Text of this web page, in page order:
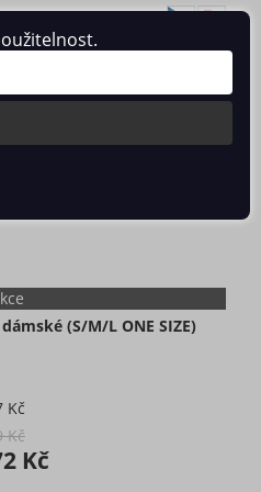
0 ks / 0 Kč
(S/M/L ONE SIZE)
Kč
Kč
Kč